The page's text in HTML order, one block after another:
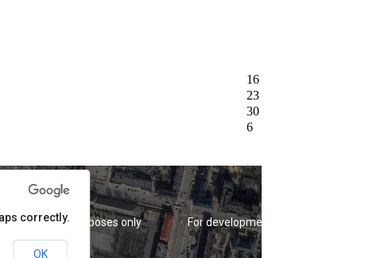
16
23
30
6
development purposes only For development purposes only
correctly.
OK